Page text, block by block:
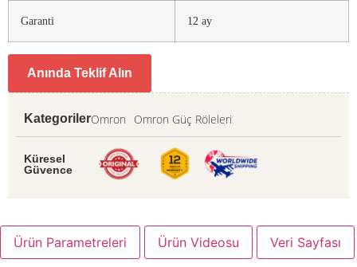
Garanti 12 ay
Anında Teklif Alın
KategorilerOmron Omron Güç Röleleri
Küresel
Güvence
Ürün Parametreleri Ürün Videosu Veri Sayfası